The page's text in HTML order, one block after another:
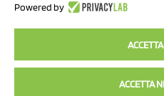
Powered by
ACCETTA